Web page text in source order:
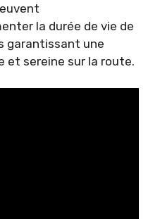
la durée de vie de
garantissant une
et sereine sur la route.